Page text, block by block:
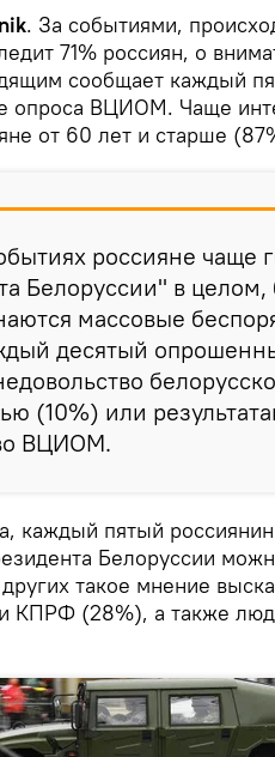
. За событиями,
71% россиян, о
сообщает каждый
опроса ВЦИОМ. Чаще
от 60 лет и старше
россияне чаще
Белоруссии" в целом,
массовые
десятый
(10%) или
ВЦИОМ.
каждый пятый россиянин
Белоруссии
такое мнение
КПРФ (28%), а также